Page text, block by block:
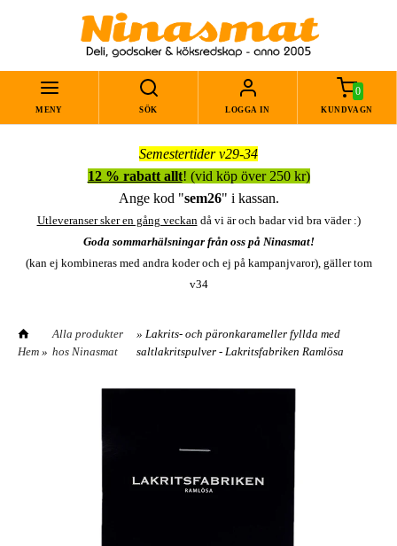
MENY SÖK LOGGA IN
0
KUNDVAGN
Semestertider v29-34
12 % rabatt allt! (vid köp över 250 kr)
Ange kod "sem26" i kassan.
Utleveranser sker en gång veckandå vi är och badar vid bra väder :)
Goda sommarhälsningar från oss på Ninasmat!
(kan ej kombineras med andra koder och ej på kampanjvaror), gäller tom
v34
Hem »
Alla produkter
hos Ninasmat
» Lakrits- och päronkarameller fyllda med
saltlakritspulver - Lakritsfabriken Ramlösa